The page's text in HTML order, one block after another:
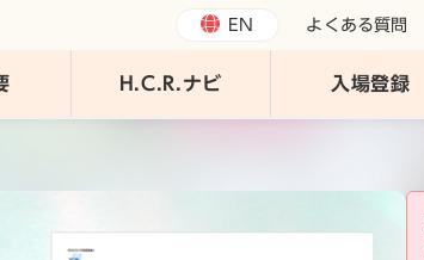
H.C.R.ナビ 入場登録
EN よくある質問